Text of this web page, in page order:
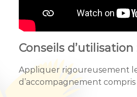
Conseils d’utilisation
Appliquer rigoureusement
d’accompagnement compris